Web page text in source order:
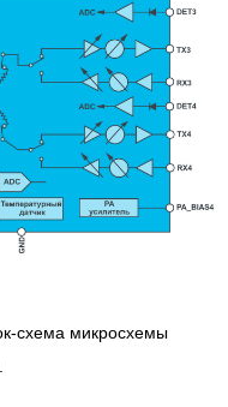
схема микросхемы